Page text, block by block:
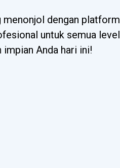
menonjol dengan platform
untuk semua level
impian Anda hari ini!